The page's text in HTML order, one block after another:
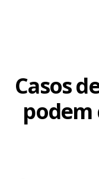
Casos
podem